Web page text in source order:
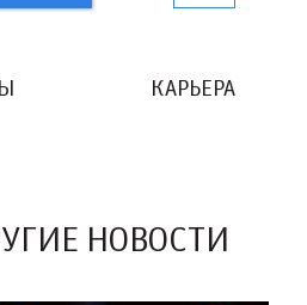
КАРЬЕРА
НОВОСТИ